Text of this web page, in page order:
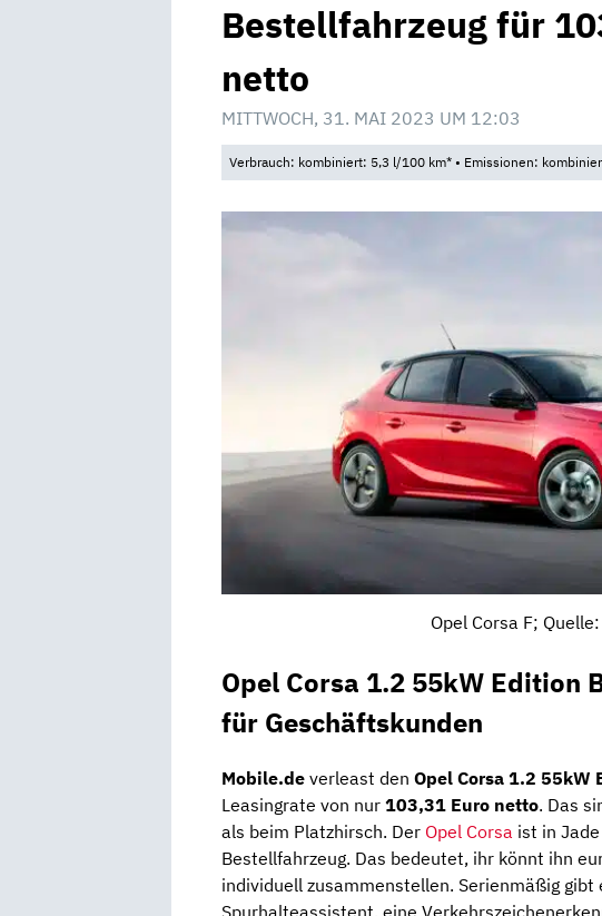
Bestellfahrzeug für
netto
MITTWOCH, 31. MAI 2023 UM 12:03
Verbrauch: kombiniert: 5,3 l/100 km* • Emissionen:
Opel Corsa F;
Opel Corsa 1.2 55kW Edition
für Geschäftskunden
Mobile.de verleast den Opel Corsa 1.2 55kW
Leasingrate von nur 103,31 Euro netto. Das
als beim Platzhirsch. Der Opel Corsa ist in
Bestellfahrzeug. Das bedeutet, ihr könnt ihn
individuell zusammenstellen. Serienmäßig